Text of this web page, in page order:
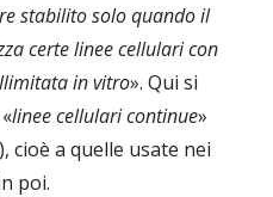
stabilito solo quando il
certe linee cellulari con
in vitro». Qui si
linee cellulari continue»
), cioè a quelle usate nei
poi.